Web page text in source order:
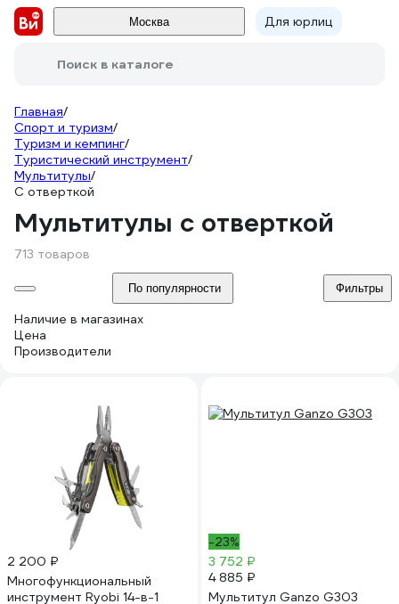
Москва Для юрлиц
Поиск в каталоге
Главная/
Спорт и туризм/
Туризм и кемпинг/
Туристический инструмент/
Мультитулы/
С отверткой
Мультитулы с отверткой
713 товаров
По популярности Фильтры
Наличие в магазинах
Цена
Производители
2 200 ₽
Многофункциональный
инструмент Ryobi 14-в-1
-23%
3 752 ₽
4 885 ₽
Мультитул Ganzo G303